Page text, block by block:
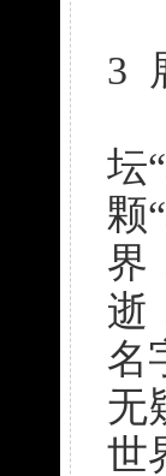
3
坛
颗
界
逝
名
无
世